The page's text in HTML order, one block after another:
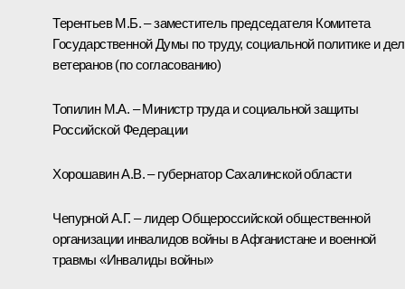
Терентьев М.Б. – заместитель председателя Комитета
Государственной Думы по труду, социальной политике и
ветеранов (по согласованию)
Топилин М.А. – Министр труда и социальной защиты
Российской Федерации
Хорошавин А.В. – губернатор Сахалинской области
Чепурной А.Г. – лидер Общероссийской общественной
организации инвалидов войны в Афганистане и военной
травмы «Инвалиды войны»